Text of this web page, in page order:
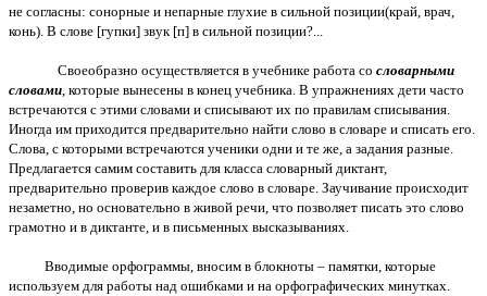
не согласны: сонорные и непарные глухие в сильной позиции(край, врач,
конь). В слове [гупки] звук [п] в сильной позиции?...
Своеобразно осуществляется в учебнике работа со словарными
словами, которые вынесены в конец учебника. В упражнениях дети часто
встречаются с этими словами и списывают их по правилам списывания.
Иногда им приходится предварительно найти слово в словаре и списать его.
Слова, с которыми встречаются ученики одни и те же, а задания разные.
Предлагается самим составить для класса словарный диктант,
предварительно проверив каждое слово в словаре. Заучивание происходит
незаметно, но основательно в живой речи, что позволяет писать это слово
грамотно и в диктанте, и в письменных высказываниях.
Вводимые орфограммы, вносим в блокноты – памятки, которые
используем для работы над ошибками и на орфографических минутках.